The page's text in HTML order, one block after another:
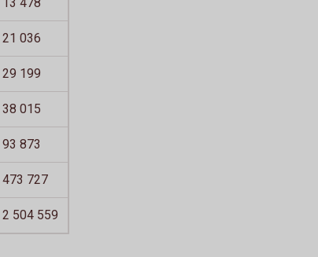
21 036
29 199
38 015
93 873
473 727
2 504 559